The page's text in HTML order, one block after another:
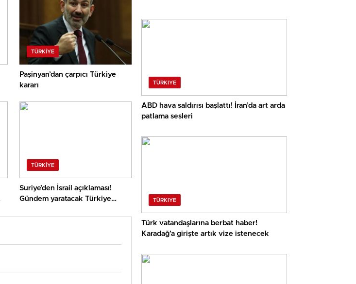
TÜRKIYE
Paşinyan’dan çarpıcı Türkiye
kararı
TÜRKIYE
Suriye’den İsrail açıklaması!
Gündem yaratacak Türkiye
TÜRKIYE
ABD hava saldırısı başlattı! İran’da art arda
patlama sesleri
TÜRKIYE
Türk vatandaşlarına berbat haber!
Karadağ’a girişte artık vize istenecek